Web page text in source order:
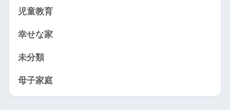
児童教育
幸せな家
未分類
母子家庭